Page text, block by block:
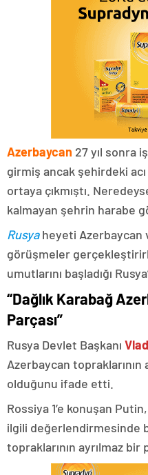
Azerbaycan 27 yıl sonra
girmiş ancak şehirdeki
ortaya çıkmıştı.
kalmayan şehrin harabe
Rusyaheyeti Azerbaycan
görüşmeler
umutlarını başladığı
“Dağlık Karabağ
Parçası”
Rusya Devlet Başkanı
Azerbaycan topraklarının
olduğunu ifade etti.
Rossiya 1’e konuşan
ilgili değerlendirmesinde
topraklarının ayrılmaz bir